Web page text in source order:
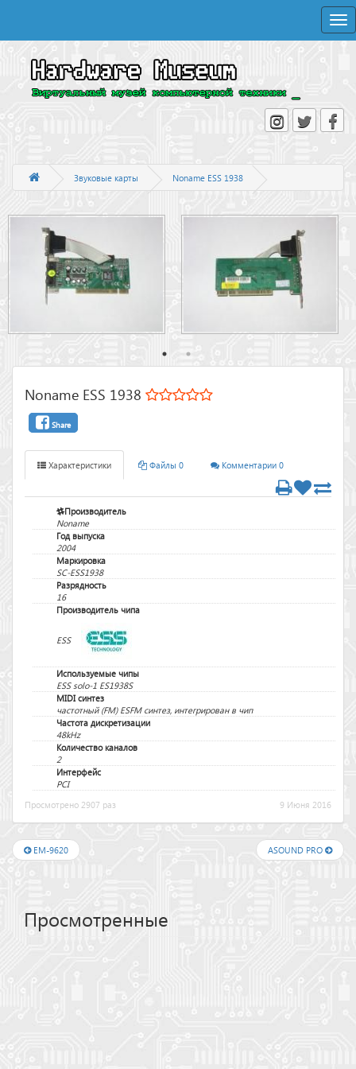
Звуковые карты Noname ESS 1938
Noname ESS 1938
Share
Характеристики Файлы 0 Комментарии 0
Производитель
Noname
Год выпуска
2004
Маркировка
SC-ESS1938
Разрядность
16
Производитель чипа
ESS
Используемые чипы
ESS solo-1 ES1938S
MIDI синтез
частотный (FM) ESFM синтез, интегрирован в чип
Частота дискретизации
48kHz
Количество каналов
2
Интерфейс
PCI
Просмотрено 2907 раз
9 Июня 2016
EM-9620 ASOUND PRO
Просмотренные